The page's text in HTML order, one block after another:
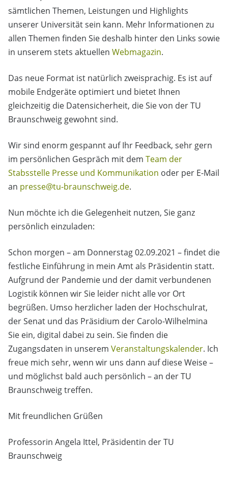
sämtlichen Themen, Leistungen und Highlights
unserer Universität sein kann. Mehr Informationen zu
allen Themen finden Sie deshalb hinter den Links sowie
in unserem stets aktuellen Webmagazin.
Das neue Format ist natürlich zweisprachig. Es ist auf
mobile Endgeräte optimiert und bietet Ihnen
gleichzeitig die Datensicherheit, die Sie von der TU
Braunschweig gewohnt sind.
Wir sind enorm gespannt auf Ihr Feedback, sehr gern
im persönlichen Gespräch mit dem Team der
Stabsstelle Presse und Kommunikation oder per E-Mail
an presse@tu-braunschweig.de.
Nun möchte ich die Gelegenheit nutzen, Sie ganz
persönlich einzuladen:
Schon morgen – am Donnerstag 02.09.2021 – findet die
festliche Einführung in mein Amt als Präsidentin statt.
Aufgrund der Pandemie und der damit verbundenen
Logistik können wir Sie leider nicht alle vor Ort
begrüßen. Umso herzlicher laden der Hochschulrat,
der Senat und das Präsidium der Carolo-Wilhelmina
Sie ein, digital dabei zu sein. Sie finden die
Zugangsdaten in unserem Veranstaltungskalender. Ich
freue mich sehr, wenn wir uns dann auf diese Weise –
und möglichst bald auch persönlich – an der TU
Braunschweig treffen.
Mit freundlichen Grüßen
Professorin Angela Ittel, Präsidentin der TU
Braunschweig